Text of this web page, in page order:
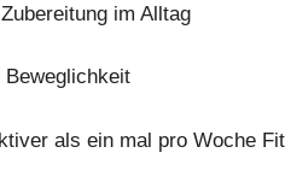
im Alltag
Beweglichkeit
als ein mal pro Woche